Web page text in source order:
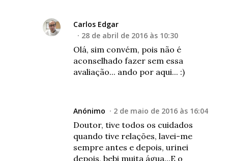
Carlos Edgar
28 de abril de 2016 às 10:30
Olá, sim convém, pois não é
aconselhado fazer sem essa
avaliação... ando por aqui... :)
Anónimo 2 de maio de 2016 às 16:04
Doutor, tive todos os cuidados
quando tive relações, lavei-me
sempre antes e depois, urinei
depois, bebi muita água...E o